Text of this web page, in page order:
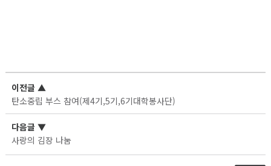
이전글 ▲
탄소중립 부스 참여(제4기,5기,6기대학봉사단)
다음글 ▼
사랑의 김장 나눔